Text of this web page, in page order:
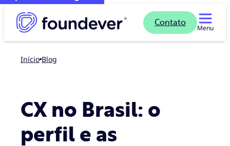
Contato
Menu
Início blog
CX no Brasil: o
perfil e as